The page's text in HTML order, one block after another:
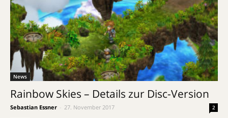
News
Rainbow Skies – Details zur Disc-Version
Sebastian Essner 27. November 2017 2